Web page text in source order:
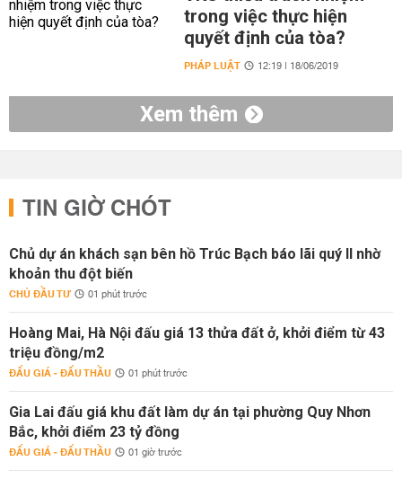
trong việc thực hiện
quyết định của tòa?
PHÁP LUẬT 12:19 | 18/06/2019
Xem thêm
TIN GIỜ CHÓT
Chủ dự án khách sạn bên hồ Trúc Bạch báo lãi quý II nhờ
khoản thu đột biến
CHỦ ĐẦU TƯ 01 phút trước
Hoàng Mai, Hà Nội đấu giá 13 thửa đất ở, khởi điểm từ 43
triệu đồng/m2
ĐẤU GIÁ - ĐẤU THẦU 01 phút trước
Gia Lai đấu giá khu đất làm dự án tại phường Quy Nhơn
Bắc, khởi điểm 23 tỷ đồng
ĐẤU GIÁ - ĐẤU THẦU 01 giờ trước